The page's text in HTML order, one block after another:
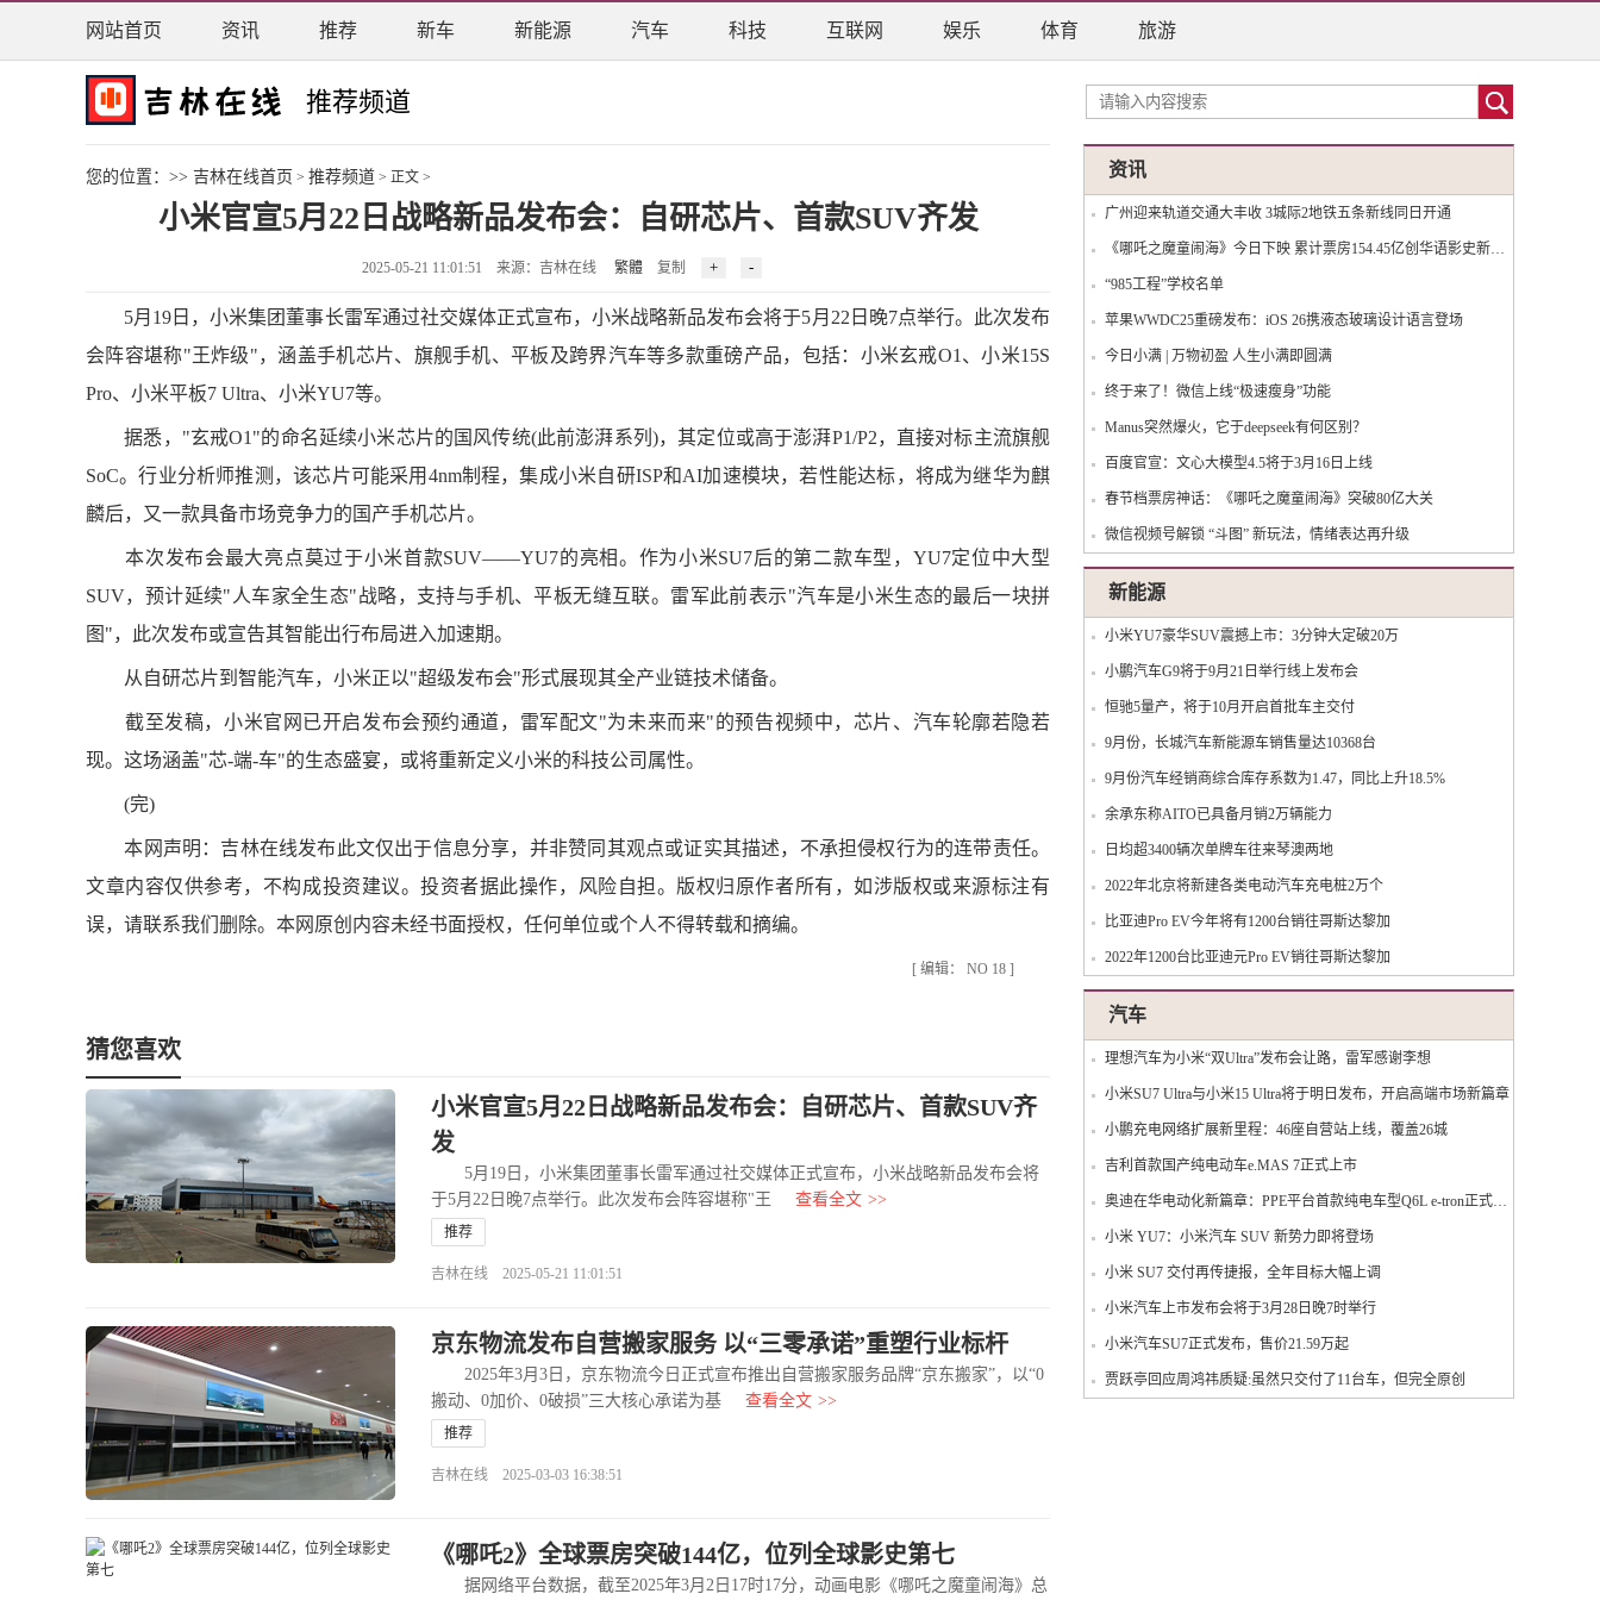
网站首页 资讯 推荐 新车 新能源 汽车 科技 互联网 娱乐 体育 旅游
推荐频道
您的位置：>> 吉林在线首页 > 推荐频道 > 正文 >
小米官宣5月22日战略新品发布会：自研芯片、首款SUV齐发
2025-05-21 11:01:51 来源：吉林在线 繁體 复制
5月19日，小米集团董事长雷军通过社交媒体正式宣布，小米战略新品发布会将于5月22日晚7点举行。此次发布
会阵容堪称"王炸级"，涵盖手机芯片、旗舰手机、平板及跨界汽车等多款重磅产品，包括：小米玄戒O1、小米15S
Pro、小米平板7 Ultra、小米YU7等。
据悉，"玄戒O1"的命名延续小米芯片的国风传统(此前澎湃系列)，其定位或高于澎湃P1/P2，直接对标主流旗舰
SoC。行业分析师推测，该芯片可能采用4nm制程，集成小米自研ISP和AI加速模块，若性能达标，将成为继华为麒
麟后，又一款具备市场竞争力的国产手机芯片。
本次发布会最大亮点莫过于小米首款SUV——YU7的亮相。作为小米SU7后的第二款车型，YU7定位中大型
SUV，预计延续"人车家全生态"战略，支持与手机、平板无缝互联。雷军此前表示"汽车是小米生态的最后一块拼
图"，此次发布或宣告其智能出行布局进入加速期。
从自研芯片到智能汽车，小米正以"超级发布会"形式展现其全产业链技术储备。
截至发稿，小米官网已开启发布会预约通道，雷军配文"为未来而来"的预告视频中，芯片、汽车轮廓若隐若
现。这场涵盖"芯-端-车"的生态盛宴，或将重新定义小米的科技公司属性。
(完)
本网声明：吉林在线发布此文仅出于信息分享，并非赞同其观点或证实其描述，不承担侵权行为的连带责任。
文章内容仅供参考，不构成投资建议。投资者据此操作，风险自担。版权归原作者所有，如涉版权或来源标注有
误，请联系我们删除。本网原创内容未经书面授权，任何单位或个人不得转载和摘编。
[ 编辑： NO 18 ]
猜您喜欢
小米官宣5月22日战略新品发布会：自研芯片、首款SUV齐
发
5月19日，小米集团董事长雷军通过社交媒体正式宣布，小米战略新品发布会将
于5月22日晚7点举行。此次发布会阵容堪称"王
查看全文 >>
推荐
吉林在线 2025-05-21 11:01:51
京东物流发布自营搬家服务 以“三零承诺”重塑行业标杆
2025年3月3日，京东物流今日正式宣布推出自营搬家服务品牌“京东搬家”，以“0
搬动、0加价、0破损”三大核心承诺为基
查看全文 >>
推荐
吉林在线 2025-03-03 16:38:51
《哪吒2》全球票房突破144亿，位列全球影史第七
据网络平台数据，截至2025年3月2日17时17分，动画电影《哪吒之魔童闹海》总
资讯
广州迎来轨道交通大丰收 3城际2地铁五条新线同日开通
《哪吒之魔童闹海》今日下映 累计票房154.45亿创华语影史新纪录
“985工程”学校名单
苹果WWDC25重磅发布：iOS 26携液态玻璃设计语言登场
今日小满 | 万物初盈 人生小满即圆满
终于来了！微信上线“极速瘦身”功能
Manus突然爆火，它于deepseek有何区别？
百度官宣：文心大模型4.5将于3月16日上线
春节档票房神话：《哪吒之魔童闹海》突破80亿大关
微信视频号解锁 “斗图” 新玩法，情绪表达再升级
新能源
小米YU7豪华SUV震撼上市：3分钟大定破20万
小鹏汽车G9将于9月21日举行线上发布会
恒驰5量产，将于10月开启首批车主交付
9月份，长城汽车新能源车销售量达10368台
9月份汽车经销商综合库存系数为1.47，同比上升18.5%
余承东称AITO已具备月销2万辆能力
日均超3400辆次单牌车往来琴澳两地
2022年北京将新建各类电动汽车充电桩2万个
比亚迪Pro EV今年将有1200台销往哥斯达黎加
2022年1200台比亚迪元Pro EV销往哥斯达黎加
汽车
理想汽车为小米“双Ultra”发布会让路，雷军感谢李想
小米SU7 Ultra与小米15 Ultra将于明日发布，开启高端市场新篇章
小鹏充电网络扩展新里程：46座自营站上线，覆盖26城
吉利首款国产纯电动车e.MAS 7正式上市
奥迪在华电动化新篇章：PPE平台首款纯电车型Q6L e-tron正式投产
小米 YU7：小米汽车 SUV 新势力即将登场
小米 SU7 交付再传捷报，全年目标大幅上调
小米汽车上市发布会将于3月28日晚7时举行
小米汽车SU7正式发布，售价21.59万起
贾跃亭回应周鸿祎质疑:虽然只交付了11台车，但完全原创